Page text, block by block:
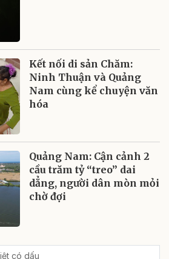
Kết nối di sản Chăm:
Ninh Thuận và Quảng
Nam cùng kể chuyện văn
hóa
Quảng Nam: Cận cảnh 2
cầu trăm tỷ “treo” dai
dẳng, người dân mòn mỏi
chờ đợi